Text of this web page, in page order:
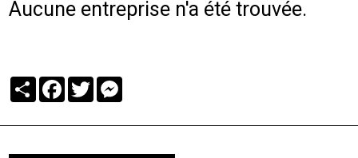
Aucune entreprise n'a été trouvée.
PartagerFacebook
Twitter